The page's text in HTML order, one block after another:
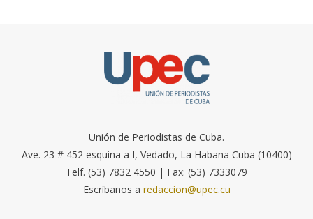
Unión de Periodistas de Cuba.
Ave. 23 # 452 esquina a I, Vedado, La Habana Cuba (10400)
Telf. (53) 7832 4550 | Fax: (53) 7333079
Escríbanos a redaccion@upec.cu